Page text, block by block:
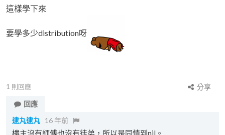
這樣學下來
要學多少distribution呀
1 則回應
分享
回應
逮丸逮丸 16 年前
樓主沒有師傅也沒有徒弟，所以是同情到nil。